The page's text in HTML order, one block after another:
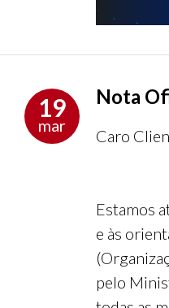
19
mar
Nota
Caro
Estamos
e às
pelo